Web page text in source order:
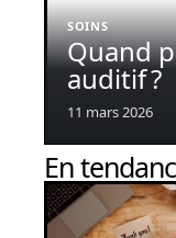
SOINS
Quand
auditif ?
11 mars 2026
En